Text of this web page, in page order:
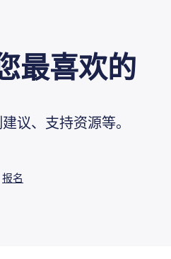
最喜欢的
议、支持资源等。
报名